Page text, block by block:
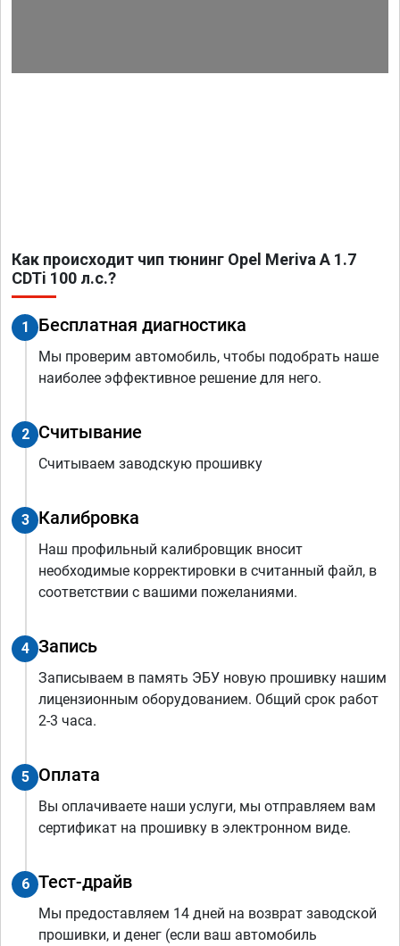
Как происходит чип тюнинг Opel Meriva A 1.7
CDTi 100 л.с.?
1 Бесплатная диагностика
Мы проверим автомобиль, чтобы подобрать наше
наиболее эффективное решение для него.
2 Считывание
Считываем заводскую прошивку
3 Калибровка
Наш профильный калибровщик вносит
необходимые корректировки в считанный файл, в
соответствии с вашими пожеланиями.
4 Запись
Записываем в память ЭБУ новую прошивку нашим
лицензионным оборудованием. Общий срок работ
2-3 часа.
5 Оплата
Вы оплачиваете наши услуги, мы отправляем вам
сертификат на прошивку в электронном виде.
6 Тест-драйв
Мы предоставляем 14 дней на возврат заводской
прошивки, и денег (если ваш автомобиль